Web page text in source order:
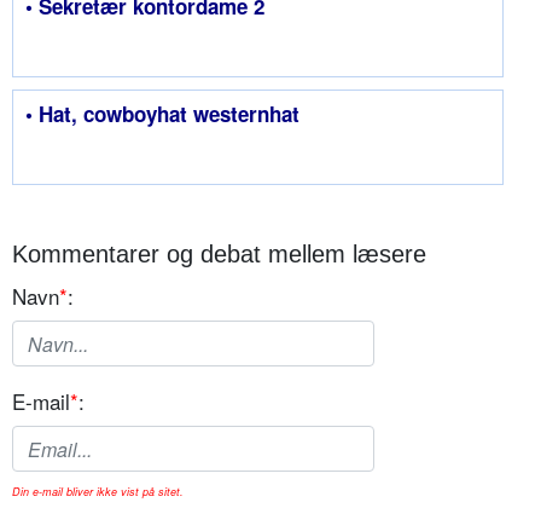
• Sekretær kontordame 2
• Hat, cowboyhat westernhat
Kommentarer og debat mellem læsere
Navn*:
E-mail*:
Din e-mail bliver ikke vist på sitet.